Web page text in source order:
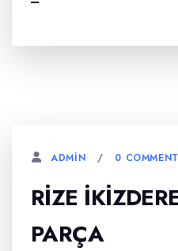
ADMIN 0
RIZE
PARÇA